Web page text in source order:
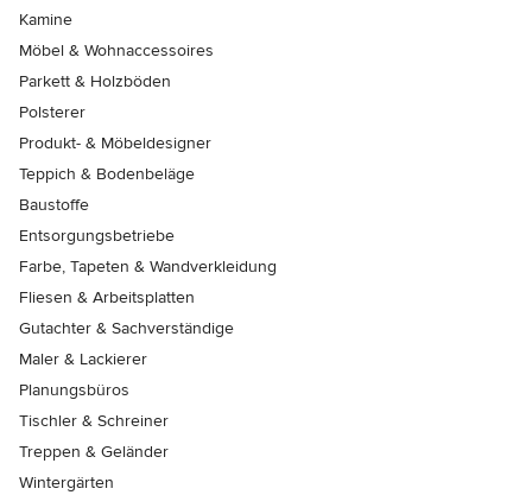
Kamine
Möbel & Wohnaccessoires
Parkett & Holzböden
Polsterer
Produkt- & Möbeldesigner
Teppich & Bodenbeläge
Baustoffe
Entsorgungsbetriebe
Farbe, Tapeten & Wandverkleidung
Fliesen & Arbeitsplatten
Gutachter & Sachverständige
Maler & Lackierer
Planungsbüros
Tischler & Schreiner
Treppen & Geländer
Wintergärten